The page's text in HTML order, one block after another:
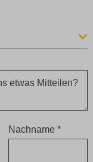
Nachname *